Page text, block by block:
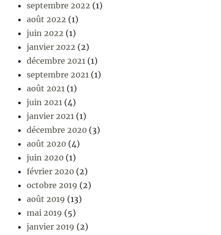
septembre 2022 (1)
août 2022 (1)
juin 2022 (1)
janvier 2022 (2)
décembre 2021 (1)
septembre 2021 (1)
août 2021 (1)
juin 2021 (4)
janvier 2021 (1)
décembre 2020 (3)
août 2020 (4)
juin 2020 (1)
février 2020 (2)
octobre 2019 (2)
août 2019 (13)
mai 2019 (5)
janvier 2019 (2)